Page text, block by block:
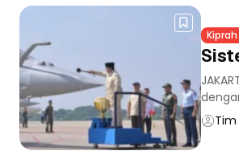
Kiprah
Tim